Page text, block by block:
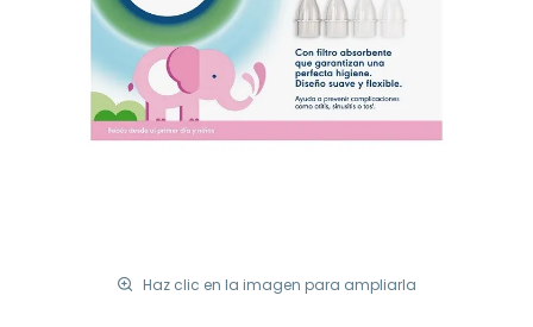
Haz clic en la imagen para ampliarla